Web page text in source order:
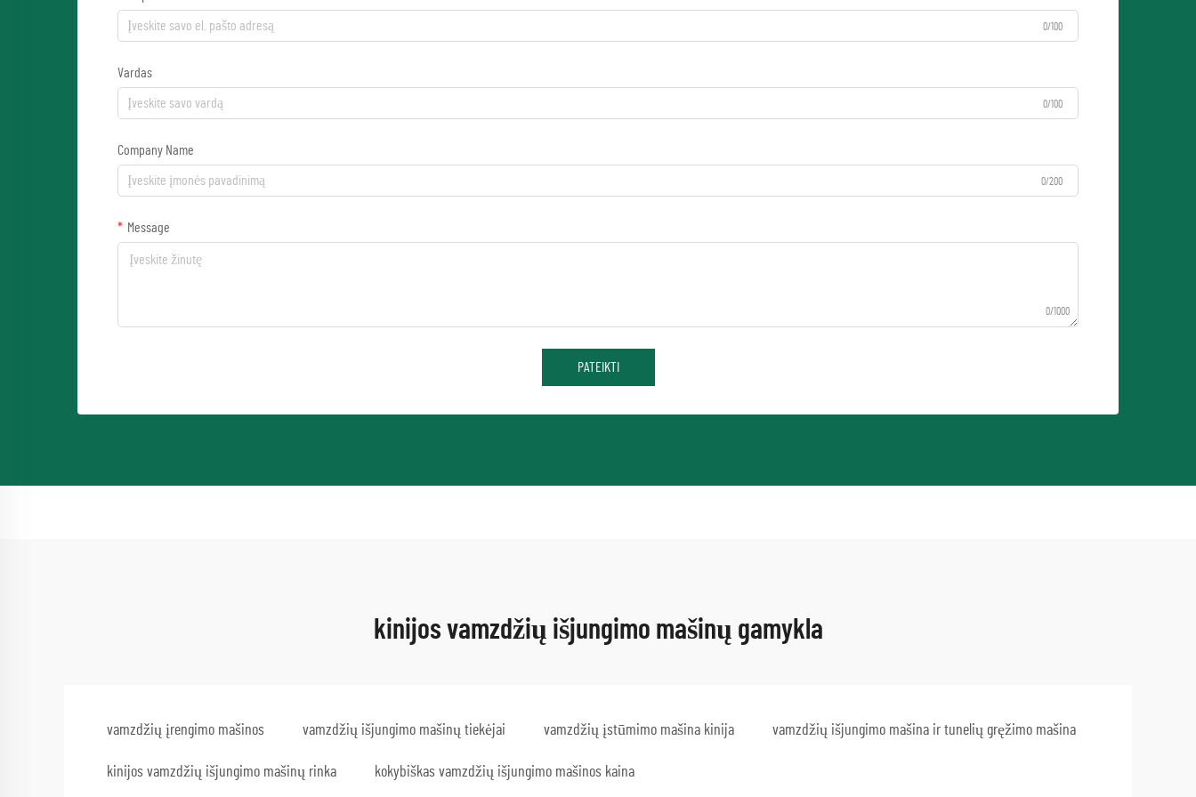
0/100
Vardas
0/100
Company Name
0/200
Message
0/1000
PATEIKTI
kinijos vamzdžių išjungimo mašinų gamykla
vamzdžių įrengimo mašinos vamzdžių išjungimo mašinų tiekėjai vamzdžių įstūmimo mašina kinija vamzdžių išjungimo mašina ir tunelių gręžimo mašina
kinijos vamzdžių išjungimo mašinų rinka kokybiškas vamzdžių išjungimo mašinos kaina